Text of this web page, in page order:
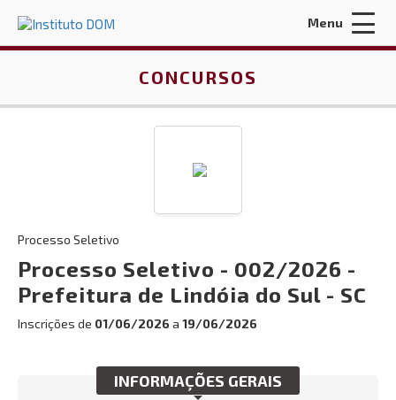
Esqueci a minha senha
INÍCIO
QUEM SOMOS
CONTRATOS E LICITAÇÕES
Menu
CONCURSOS
Processo Seletivo
Processo Seletivo - 002/2026 -
Prefeitura de Lindóia do Sul - SC
Inscrições de 01/06/2026 a 19/06/2026
INFORMAÇÕES GERAIS